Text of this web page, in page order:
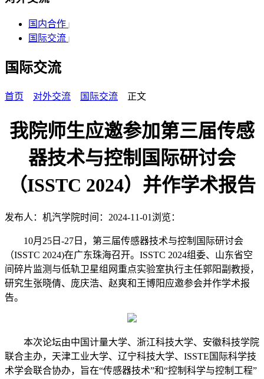
国内合作 |
国际交流 |
国际交流
首页 对外交流 国际交流 正文
我院师生应邀参加第三届传感
器技术与控制国际研讨会
（ISSTC 2024）并作学术报告
发布人：机汽学院时间：2024-11-01 浏览：
10月25日-27日，第三届传感器技术与控制国际研讨会
（ISSTC 2024)在广东珠海召开。ISSTC 2024组委、山东省空
间碎片监测与低轨卫星组网重点实验室执行主任郭阳副教授，
研究生张晓倩、庞庆浩、赵爽和王博阳应邀参会并作学术报
告。
本次论坛由中国计量大学、浙江科技大学、安徽科技学院
联合主办，天津工业大学、辽宁科技大学、 ISSTE国际科学技
术学会联合协办，旨在“传感器技术”和“控制科学与控制工程”